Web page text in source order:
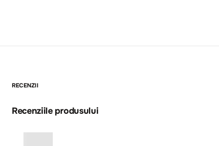
RECENZII
Recenziile produsului